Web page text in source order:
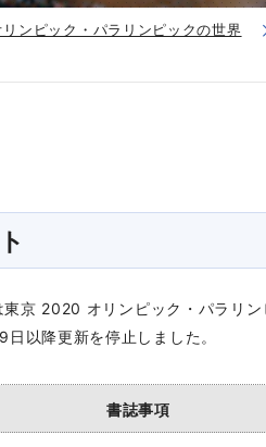
リンピック・パラリンピックの世界
東京 2020 オリンピック・パラリ
以降更新を停止しました。
書誌事項